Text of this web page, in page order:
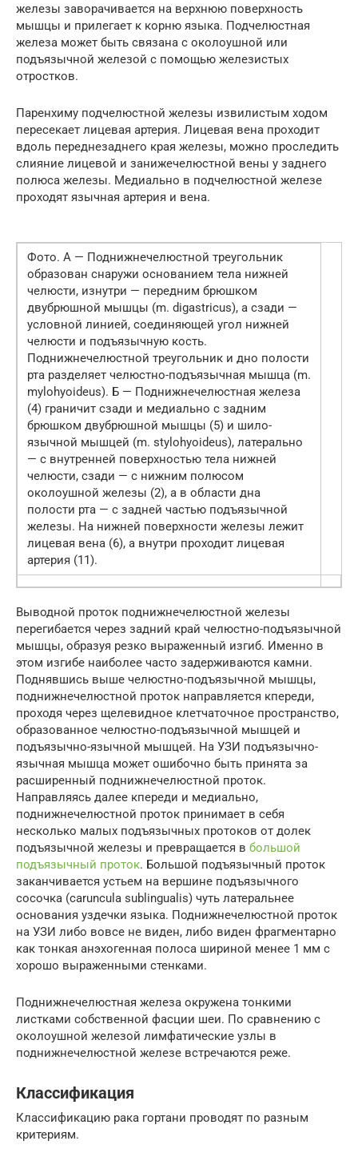
железы заворачивается на верхнюю поверхность
мышцы и прилегает к корню языка. Подчелюстная
железа может быть связана с околоушной или
подъязычной железой с помощью железистых
отростков.
Паренхиму подчелюстной железы извилистым ходом
пересекает лицевая артерия. Лицевая вена проходит
вдоль переднезаднего края железы, можно проследить
слияние лицевой и занижечелюстной вены у заднего
полюса железы. Медиально в подчелюстной железе
проходят язычная артерия и вена.
Фото. А — Поднижнечелюстной треугольник
образован снаружи основанием тела нижней
челюсти, изнутри — передним брюшком
двубрюшной мышцы (m. digastricus), а сзади —
условной линией, соединяющей угол нижней
челюсти и подъязычную кость.
Поднижнечелюстной треугольник и дно полости
рта разделяет челюстно-подъязычная мышца (m.
mylohyoideus). Б — Поднижнечелюстная железа
(4) граничит сзади и медиально с задним
брюшком двубрюшной мышцы (5) и шило-
язычной мышцей (m. stylohyoideus), латерально
— с внутренней поверхностью тела нижней
челюсти, сзади — с нижним полюсом
околоушной железы (2), а в области дна
полости рта — с задней частью подъязычной
железы. На нижней поверхности железы лежит
лицевая вена (6), а внутри проходит лицевая
артерия (11).
Выводной проток поднижнечелюстной железы
перегибается через задний край челюстно-подъязычной
мышцы, образуя резко выраженный изгиб. Именно в
этом изгибе наиболее часто задерживаются камни.
Поднявшись выше челюстно-подъязычной мышцы,
поднижнечелюстной проток направляется кпереди,
проходя через щелевидное клетчаточное пространство,
образованное челюстно-подъязычной мышцей и
подъязычно-язычной мышцей. На УЗИ подъязычно-
язычная мышца может ошибочно быть принята за
расширенный поднижнечелюстной проток.
Направляясь далее кпереди и медиально,
поднижнечелюстной проток принимает в себя
несколько малых подъязычных протоков от долек
подъязычной железы и превращается в большой
подъязычный проток. Большой подъязычный проток
заканчивается устьем на вершине подъязычного
сосочка (caruncula sublingualis) чуть латеральнее
основания уздечки языка. Поднижнечелюстной проток
на УЗИ либо вовсе не виден, либо виден фрагментарно
как тонкая анэхогенная полоса шириной менее 1 мм с
хорошо выраженными стенками.
Поднижнечелюстная железа окружена тонкими
листками собственной фасции шеи. По сравнению с
околоушной железой лимфатические узлы в
поднижнечелюстной железе встречаются реже.
Классификация
Классификацию рака гортани проводят по разным
критериям.